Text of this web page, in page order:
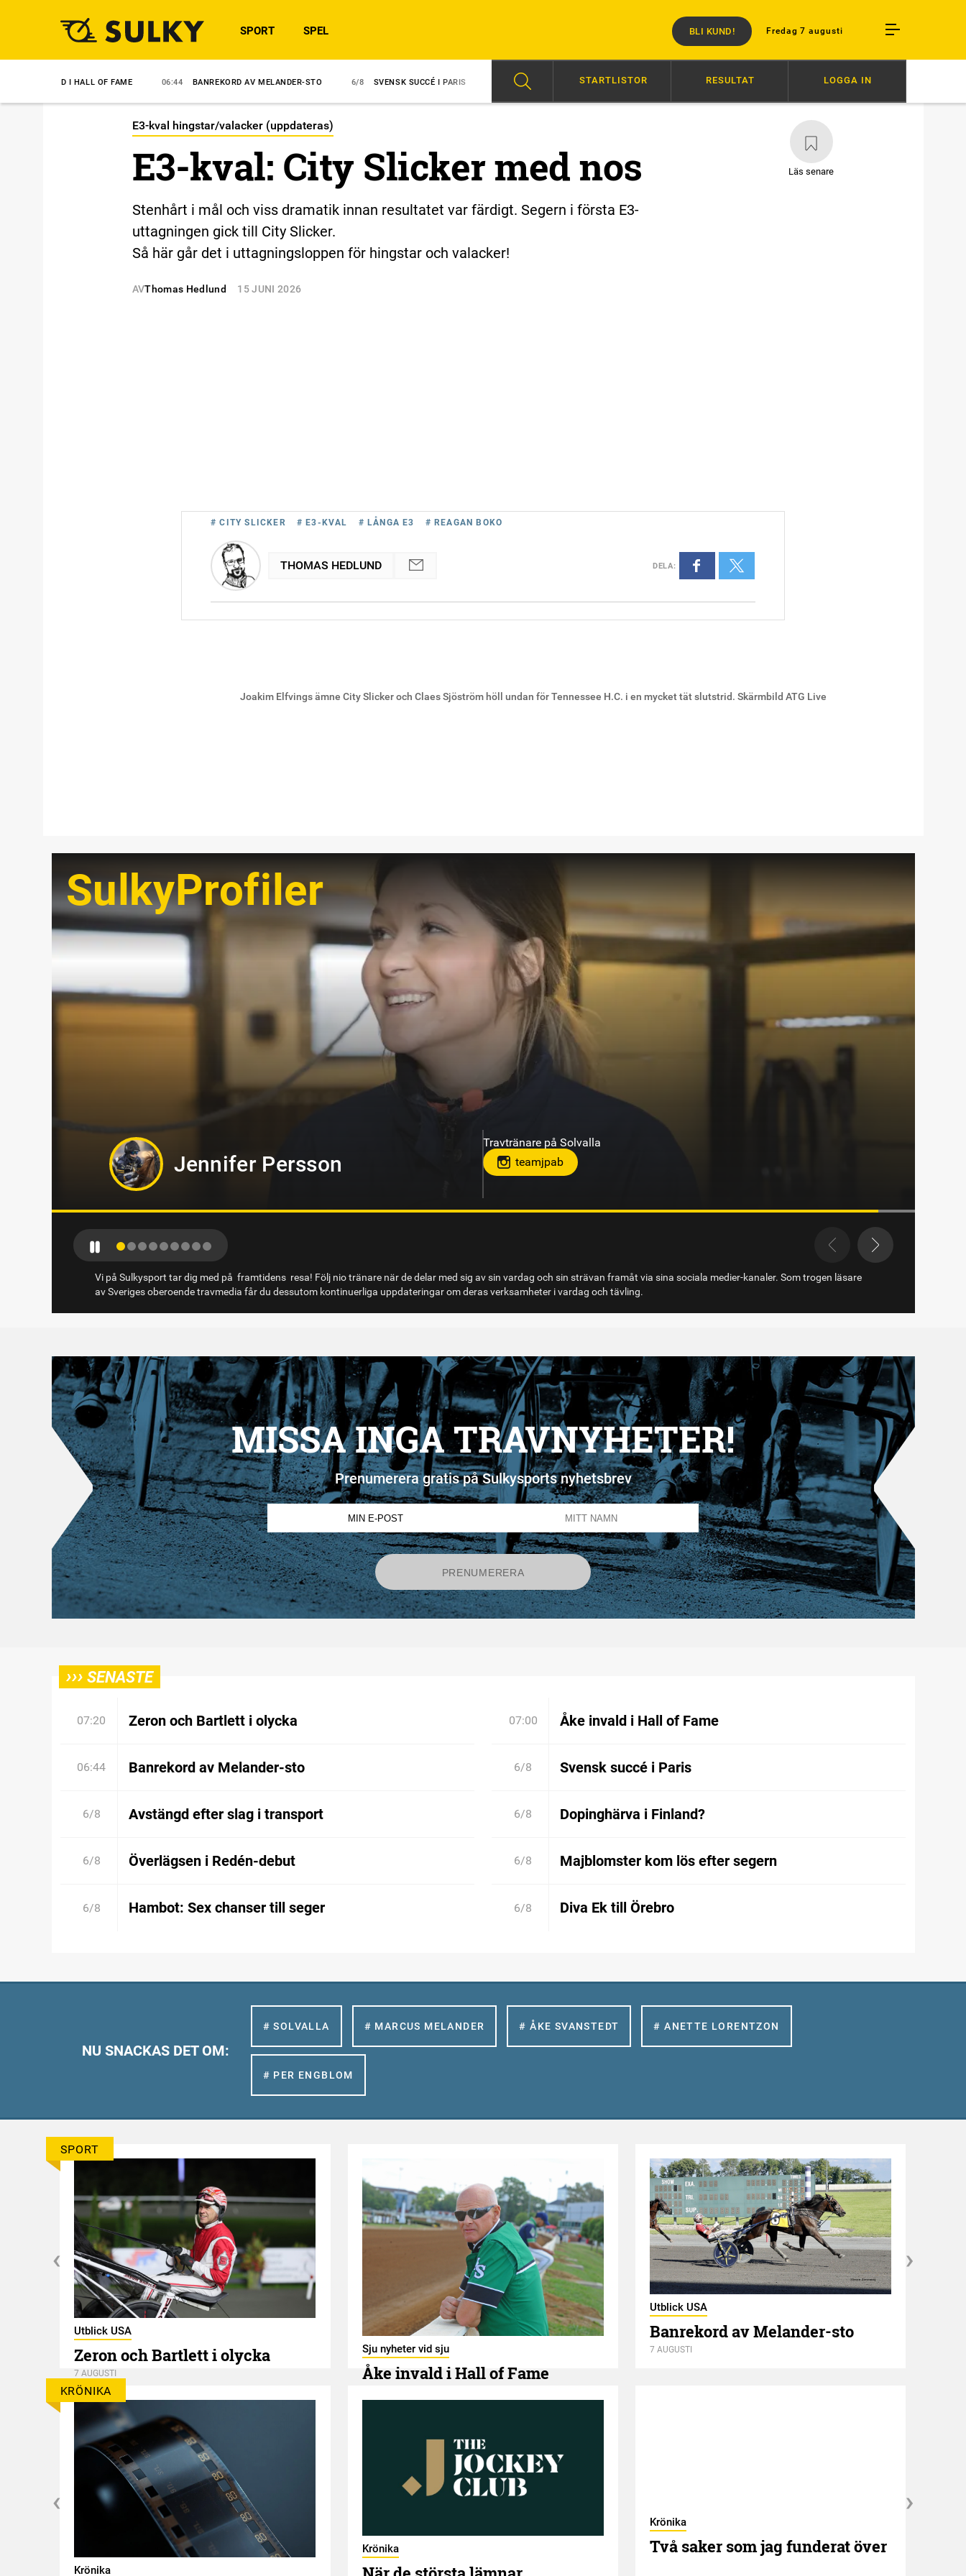
Fredag 7 augusti
SPORT SPEL BLI KUND!
I HALL OF FAME 06:44 BANREKORD AV MELANDER-STO 6/8 SVENSK SUCCÉ I PARIS 6/8 AVSTÄNGD EFTER SLAG I TRANSPORT 07:20 ZERON OCH BARTLETT I OLYCKA 07:00 ÅKE INVALD I HALL OF
STARTLISTOR RESULTAT LOGGA IN
E3-kval hingstar/valacker (uppdateras)
Läs senare
E3-kval: City Slicker med nos
Stenhårt i mål och viss dramatik innan resultatet var färdigt. Segern i första E3-
uttagningen gick till City Slicker.
Så här går det i uttagningsloppen för hingstar och valacker!
AVThomas Hedlund 15 JUNI 2026
Joakim Elfvings ämne City Slicker och Claes Sjöström höll undan för Tennessee H.C. i en mycket tät slutstrid. Skärmbild ATG Live
# CITY SLICKER # E3-KVAL # LÅNGA E3 # REAGAN BOKO
THOMAS HEDLUND DELA:
SulkyProfiler
Jörgen Westholm
Travtränare på Solvalla
Vi på Sulkysport tar dig med på framtidens resa! Följ nio tränare när de delar med sig av sin vardag och sin strävan framåt via sina sociala medier-kanaler. Som trogen läsare
av Sveriges oberoende travmedia får du dessutom kontinuerliga uppdateringar om deras verksamheter i vardag och tävling.
MISSA INGA TRAVNYHETER!
Prenumerera gratis på Sulkysports nyhetsbrev
››› SENASTE
07:20 Zeron och Bartlett i olycka 07:00 Åke invald i Hall of Fame
06:44 Banrekord av Melander-sto 6/8 Svensk succé i Paris
6/8 Avstängd efter slag i transport 6/8 Dopinghärva i Finland?
6/8 Överlägsen i Redén-debut 6/8 Majblomster kom lös efter segern
6/8 Hambot: Sex chanser till seger 6/8 Diva Ek till Örebro
NU SNACKAS DET OM:
# SOLVALLA # MARCUS MELANDER # ÅKE SVANSTEDT # ANETTE LORENTZON
# PER ENGBLOM
SPORT
Utblick USA
Zeron och Bartlett i olycka
7 AUGUSTI
Sju nyheter vid sju
Åke invald i Hall of Fame
Utblick USA
Banrekord av Melander-sto
7 AUGUSTI
KRÖNIKA
Krönika
Krönika
Krönika
Två saker som jag funderat över